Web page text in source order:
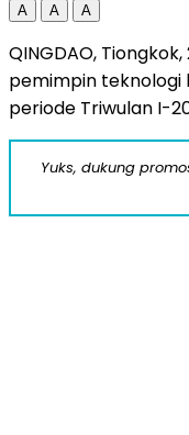
A A A
QINGDAO,
pemimpin teknologi
periode Triwulan I-
Yuks, dukung